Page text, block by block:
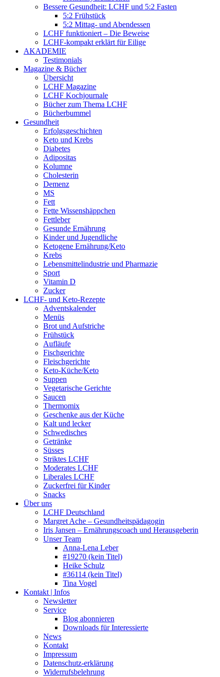
Bessere Gesundheit: LCHF und 5:2 Fasten
5:2 Frühstück
5:2 Mittag- und Abendessen
LCHF funktioniert – Die Beweise
LCHF-kompakt erklärt für Eilige
AKADEMIE
Testimonials
Magazine & Bücher
Übersicht
LCHF Magazine
LCHF Kochjournale
Bücher zum Thema LCHF
Bücherbummel
Gesundheit
Erfolgsgeschichten
Keto und Krebs
Diabetes
Adipositas
Kolumne
Cholesterin
Demenz
MS
Fett
Fette Wissenshäppchen
Fettleber
Gesunde Ernährung
Kinder und Jugendliche
Ketogene Ernährung/Keto
Krebs
Lebensmittelindustrie und Pharmazie
Sport
Vitamin D
Zucker
LCHF- und Keto-Rezepte
Adventskalender
Menüs
Brot und Aufstriche
Frühstück
Aufläufe
Fischgerichte
Fleischgerichte
Keto-Küche/Keto
Suppen
Vegetarische Gerichte
Saucen
Thermomix
Geschenke aus der Küche
Kalt und lecker
Schwedisches
Getränke
Süsses
Striktes LCHF
Moderates LCHF
Liberales LCHF
Zuckerfrei für Kinder
Snacks
Über uns
LCHF Deutschland
Margret Ache – Gesundheitspädagogin
Iris Jansen – Ernährungscoach und Herausgeberin
Unser Team
Anna-Lena Leber
#19270 (kein Titel)
Heike Schulz
#36114 (kein Titel)
Tina Vogel
Kontakt | Infos
Newsletter
Service
Blog abonnieren
Downloads für Interessierte
News
Kontakt
Impressum
Datenschutz-erklärung
Widerrufsbelehrung